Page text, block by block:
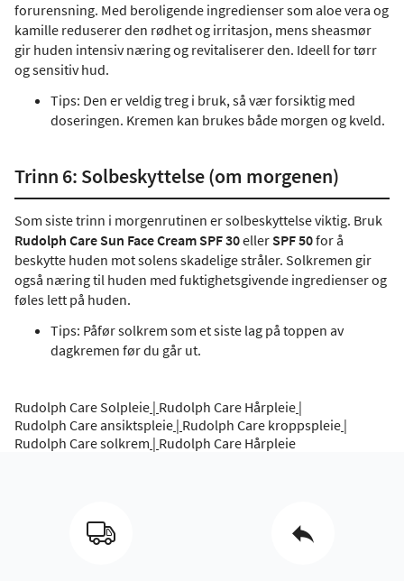
forurensning. Med beroligende ingredienser som aloe vera og
kamille reduserer den rødhet og irritasjon, mens sheasmør
gir huden intensiv næring og revitaliserer den. Ideell for tørr
og sensitiv hud.
Tips: Den er veldig treg i bruk, så vær forsiktig med
doseringen. Kremen kan brukes både morgen og kveld.
Trinn 6: Solbeskyttelse (om morgenen)
Som siste trinn i morgenrutinen er solbeskyttelse viktig. Bruk
Rudolph Care Sun Face Cream SPF 30ellerSPF 50for å
beskytte huden mot solens skadelige stråler. Solkremen gir
også næring til huden med fuktighetsgivende ingredienser og
føles lett på huden.
Tips: Påfør solkrem som et siste lag på toppen av
dagkremen før du går ut.
Rudolph Care Solpleie | Rudolph Care Hårpleie |
Rudolph Care ansiktspleie | Rudolph Care kroppspleie |
Rudolph Care solkrem | Rudolph Care Hårpleie